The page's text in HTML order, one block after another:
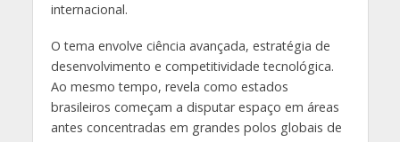
internacional.
O tema envolve ciência avançada, estratégia de
desenvolvimento e competitividade tecnológica.
Ao mesmo tempo, revela como estados
brasileiros começam a disputar espaço em áreas
antes concentradas em grandes polos globais de